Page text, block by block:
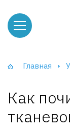
Главная
Как
и тумбы